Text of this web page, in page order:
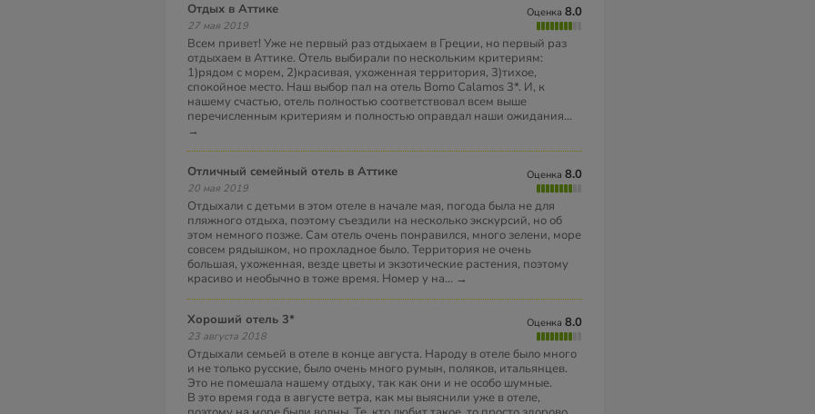
Отдых в Аттике
27 мая 2019
Оценка
8.0
Всем привет! Уже не первый раз отдыхаем в Греции, но первый раз
отдыхаем в Аттике. Отель выбирали по нескольким критериям:
1)рядом с морем, 2)красивая, ухоженная территория, 3)тихое,
спокойное место. Наш выбор пал на отель Bomo Calamos 3*. И, к
нашему счастью, отель полностью соответствовал всем выше
перечисленным критериям и полностью оправдал наши ожидания...
→
Отличный семейный отель в Аттике
20 мая 2019
Оценка
8.0
Отдыхали с детьми в этом отеле в начале мая, погода была не для
пляжного отдыха, поэтому съездили на несколько экскурсий, но об
этом немного позже. Сам отель очень понравился, много зелени, море
совсем рядышком, но прохладное было. Территория не очень
большая, ухоженная, везде цветы и экзотические растения, поэтому
красиво и необычно в тоже время. Номер у на... →
Хороший отель 3*
23 августа 2018
Оценка
8.0
Отдыхали семьей в отеле в конце августа. Народу в отеле было много
и не только русские, было очень много румын, поляков, итальянцев.
Это не помешала нашему отдыху, так как они и не особо шумные.
В это время года в августе ветра, как мы выяснили уже в отеле,